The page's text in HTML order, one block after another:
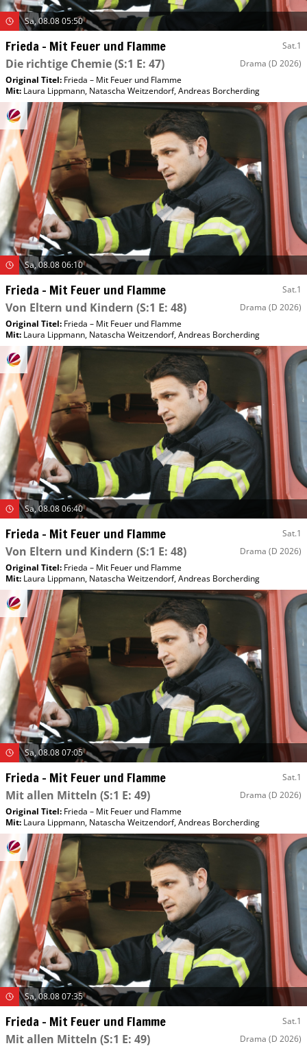
Sa, 08.08 05:50
Frieda – Mit Feuer und Flamme Sat.1
Die richtige Chemie(S:1 E: 47) Drama (D 2026)
Original Titel: Frieda – Mit Feuer und Flamme
Mit: Laura Lippmann, Natascha Weitzendorf,Andreas Borcherding
Sa, 08.08 06:10
Frieda – Mit Feuer und Flamme Sat.1
Von Eltern und Kindern (S:1 E: 48) Drama (D 2026)
Original Titel: Frieda – Mit Feuer und Flamme
Mit: Laura Lippmann, Natascha Weitzendorf,Andreas Borcherding
Sa, 08.08 06:40
Frieda – Mit Feuer und Flamme Sat.1
Von Eltern und Kindern (S:1 E: 48) Drama (D 2026)
Original Titel: Frieda – Mit Feuer und Flamme
Mit: Laura Lippmann, Natascha Weitzendorf,Andreas Borcherding
Sa, 08.08 07:05
Frieda – Mit Feuer und Flamme Sat.1
Mit allen Mitteln (S:1 E: 49) Drama (D 2026)
Original Titel: Frieda – Mit Feuer und Flamme
Mit: Laura Lippmann, Natascha Weitzendorf,Andreas Borcherding
Sa, 08.08 07:35
Frieda – Mit Feuer und Flamme Sat.1
Mit allen Mitteln (S:1 E: 49) Drama (D 2026)